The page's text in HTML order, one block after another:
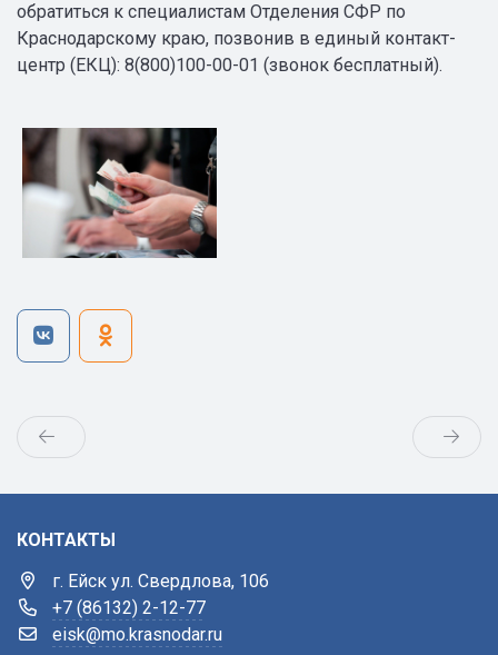
обратиться к специалистам Отделения СФР по
Краснодарскому краю, позвонив в единый контакт-
центр (ЕКЦ): 8(800)100-00-01 (звонок бесплатный).
КОНТАКТЫ
г. Ейск ул. Свердлова, 106
+7 (86132) 2-12-77
eisk@mo.krasnodar.ru